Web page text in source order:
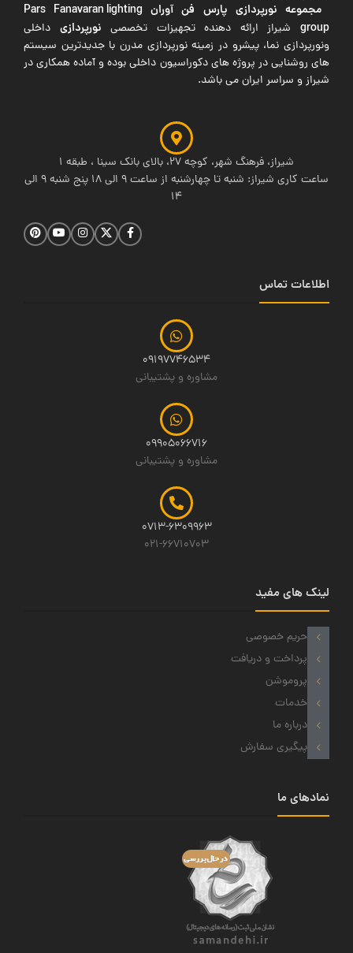
مجموعه نورپردازی پارس فن آوران Pars Fanavaran lighting
groupشیراز ارائه دهنده تجهیزات تخصصی نورپردازی داخلی
ونورپردازی نما، پیشرو در زمینه نورپردازی مدرن با جدیدترین سیستم
های روشنایی در پروژه های دکوراسیون داخلی بوده و آماده همکاری در
شیراز و سراسر ایران می باشد.
شیراز، فرهنگ شهر، کوچه 27، بالای بانک سینا ، طبقه 1
ساعت کاری شیراز: شنبه تا چهارشنبه از ساعت 9 الی 18 پنج شنبه 9 الی
14
اطلاعات تماس
09197746534
مشاوره و پشتیبانی
09905066716
مشاوره و پشتیبانی
0713-6309963
021-66710703
لینک های مفید
حریم خصوصی
پرداخت و دریافت
پروموشن
خدمات
درباره ما
پیگیری سفارش
نمادهای ما